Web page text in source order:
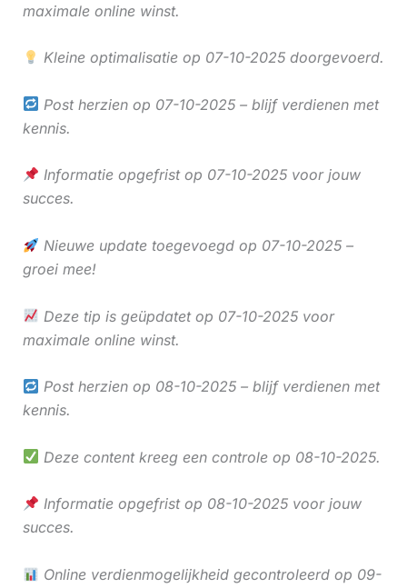
maximale online winst.
Kleine optimalisatie op 07-10-2025 doorgevoerd.
Post herzien op 07-10-2025 – blijf verdienen met
kennis.
Informatie opgefrist op 07-10-2025 voor jouw
succes.
Nieuwe update toegevoegd op 07-10-2025 –
groei mee!
Deze tip is geüpdatet op 07-10-2025 voor
maximale online winst.
Post herzien op 08-10-2025 – blijf verdienen met
kennis.
Deze content kreeg een controle op 08-10-2025.
Informatie opgefrist op 08-10-2025 voor jouw
succes.
Online verdienmogelijkheid gecontroleerd op 09-